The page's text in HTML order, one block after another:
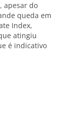
apesar do
queda em
Index,
atingiu
é indicativo